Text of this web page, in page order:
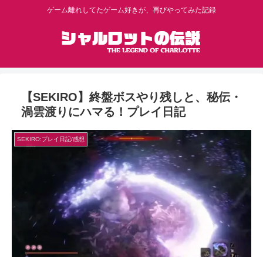
ゲーム離れしてたゲーム好きが、再びやってみた記録
【SEKIRO】終盤ボスやり残しと、秘伝・
渦雲渡りにハマる！プレイ日記
SEKIRO:プレイ日記/感想